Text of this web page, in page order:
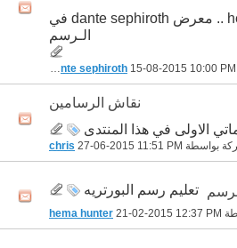
hell hole .. معرض dante sephiroth في
الـرسم
dante sephiroth 15-08-2015 10:00 PM
نقاش الرسامين
الاولى في هذا المنتدى
بواسطة chris 27-06-2015 11:51 PM
تعليم رسم البورتريه
hema hunter 21-02-2015 12:37 PM